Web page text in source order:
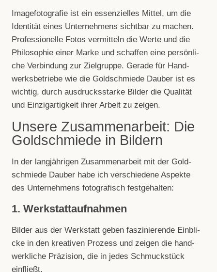
Image­fo­to­gra­fie ist ein essen­zi­el­les Mit­tel, um die
Iden­ti­tät eines Unter­neh­mens sicht­bar zu machen.
Pro­fes­sio­nelle Fotos ver­mit­teln die Werte und die
Phi­lo­so­phie einer Marke und schaf­fen eine per­sön­li­
che Ver­bin­dung zur Ziel­gruppe. Gerade für Hand­
werks­be­triebe wie die Gold­schmiede Dau­ber ist es
wich­tig, durch aus­drucks­starke Bil­der die Qua­li­tät
und Ein­zig­ar­tig­keit ihrer Arbeit zu zeigen.
Unsere Zusammenarbeit: Die
Goldschmiede in Bildern
In der lang­jäh­ri­gen Zusam­men­ar­beit mit der Gold­
schmiede Dau­ber habe ich ver­schie­dene Aspekte
des Unter­neh­mens foto­gra­fisch festgehalten:
1. Werkstattaufnahmen
Bil­der aus der Werk­statt geben fas­zi­nie­rende Ein­bli­
cke in den krea­ti­ven Pro­zess und zei­gen die hand­
werk­li­che Prä­zi­sion, die in jedes Schmuck­stück
einfließt.